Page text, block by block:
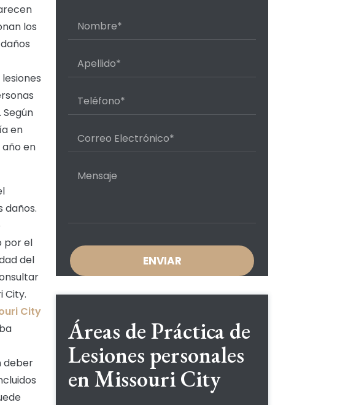
los
en
año en
daños.
por el
del
City.
City
deber
Áreas de Práctica de
Lesiones personales
en Missouri City